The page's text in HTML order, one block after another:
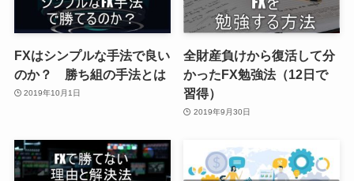
FXはシンプルな手法で良い
のか？ 勝ち組の手法とは
2019年10月1日
全財産負けから復活して分
かったFX勉強法（12日で
習得）
2019年9月30日